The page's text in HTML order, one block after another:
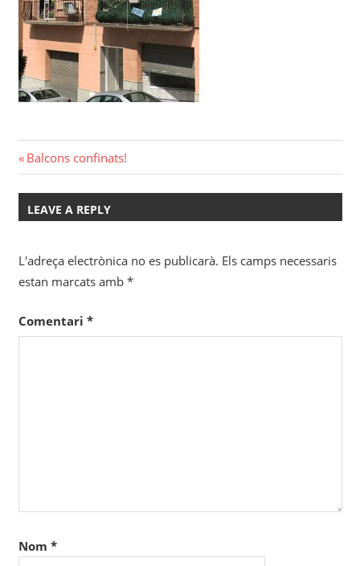
Navegació
d'entrades
Previous
Post:
Balcons confinats!
LEAVE A REPLY
L'adreça electrònica no es publicarà. Els camps necessaris
estan marcats amb *
Comentari *
Nom *